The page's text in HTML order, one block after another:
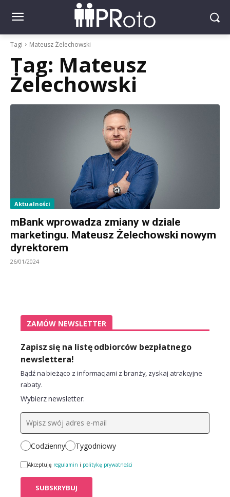
Tagi Mateusz Żelechowski
Tag: Mateusz
Żelechowski
Aktualności
mBank wprowadza zmiany w dziale
marketingu. Mateusz Żelechowski nowym
dyrektorem
26/01/2024
ZAMÓW NEWSLETTER
Zapisz się na listę odbiorców bezpłatnego
newslettera!
Bądź na bieżąco z informacjami z branży, zyskaj atrakcyjne
rabaty.
Wybierz newsletter:
Codzienny Tygodniowy
Akceptuję regulamin i politykę prywatności